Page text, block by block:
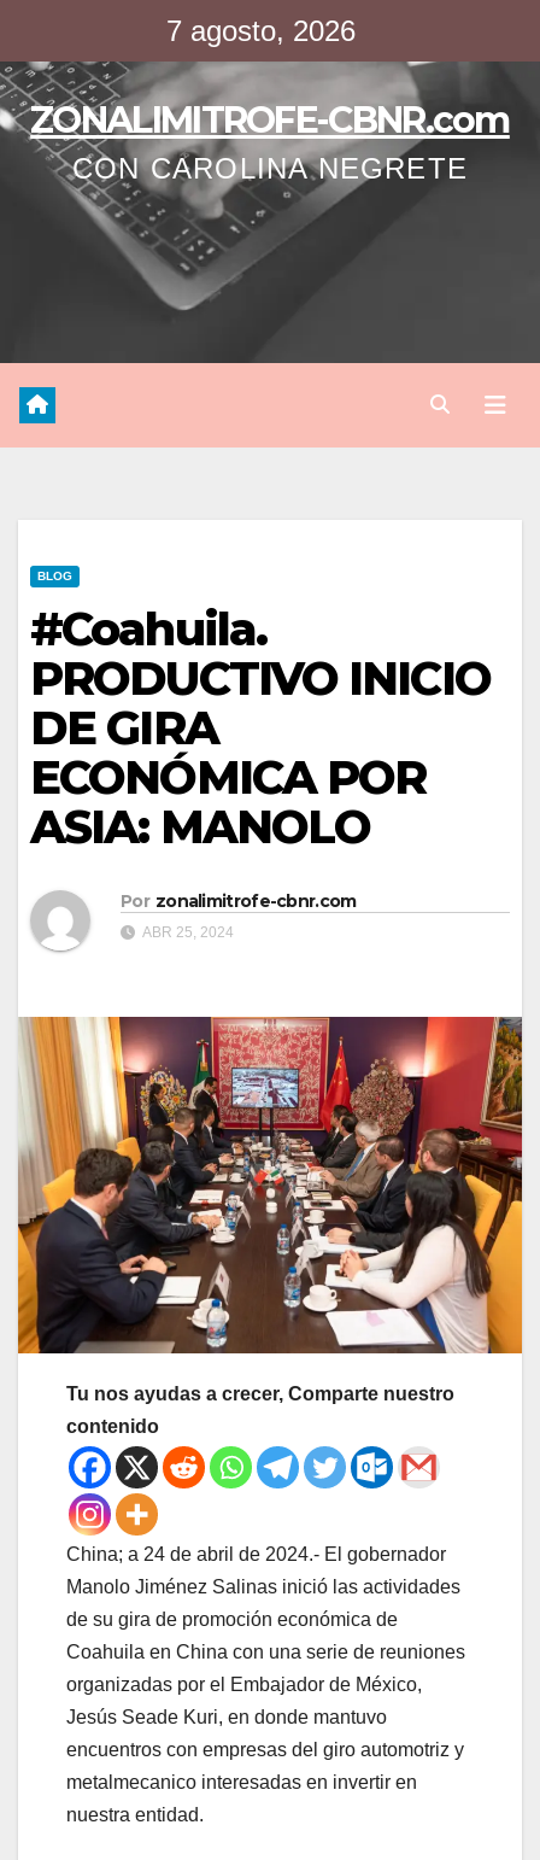
contenido
7 agosto, 2026
ZONALIMITROFE-CBNR.com
CON CAROLINA NEGRETE
BLOG
#Coahuila.
PRODUCTIVO INICIO
DE GIRA
ECONÓMICA POR
ASIA: MANOLO
Por zonalimitrofe-cbnr.com
ABR 25, 2024
Tu nos ayudas a crecer, Comparte nuestro
contenido
China; a 24 de abril de 2024.- El gobernador
Manolo Jiménez Salinas inició las actividades
de su gira de promoción económica de
Coahuila en China con una serie de reuniones
organizadas por el Embajador de México,
Jesús Seade Kuri, en donde mantuvo
encuentros con empresas del giro automotriz y
metalmecanico interesadas en invertir en
nuestra entidad.